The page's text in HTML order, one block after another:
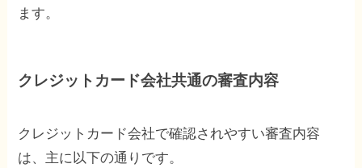
ます。
クレジットカード会社共通の審査内容
クレジットカード会社で確認されやすい審査内容
は、主に以下の通りです。